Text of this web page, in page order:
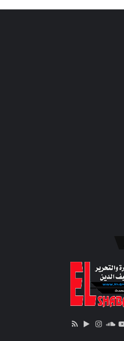
‫YouTube
ساوندانستقرام‏Google